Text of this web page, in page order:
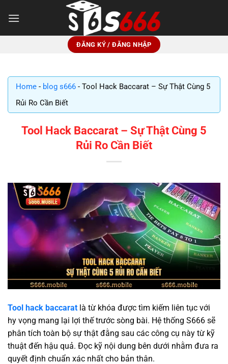
qua
ĐĂNG KÝ / ĐĂNG NHẬP
Home - blog s666 - Tool Hack Baccarat – Sự Thật Cùng 5
Rủi Ro Cần Biết
Tool Hack Baccarat – Sự Thật Cùng 5
Rủi Ro Cần Biết
Tool hack baccarat là từ khóa được tìm kiếm liên tục với
hy vọng mang lại lợi thế trước sòng bài. Hệ thống S666 sẽ
phân tích toàn bộ sự thật đằng sau các công cụ này từ kỹ
thuật đến hậu quả. Đọc kỹ nội dung bên dưới nhằm đưa ra
quyết định chuẩn xác nhất cho bản thân.